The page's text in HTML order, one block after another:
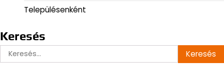
Településenként
Keresés
Keresés: